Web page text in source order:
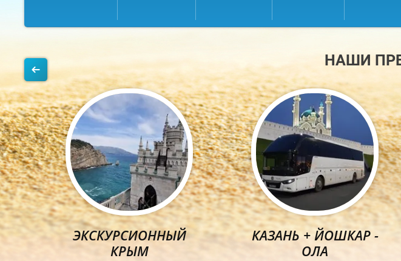
НАШИ
ЭКСКУРСИОННЫЙ
КРЫМ
КАЗАНЬ + ЙОШКАР -
ОЛА